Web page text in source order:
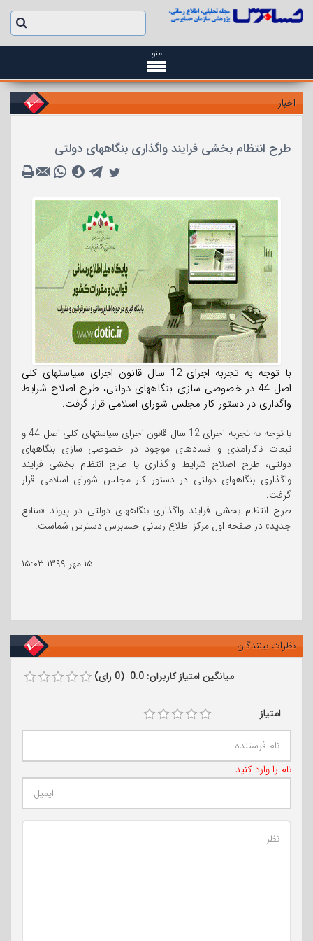
منو
اخبار
طرح انتظام بخشی فرایند واگذاری بنگاههای دولتی
با توجه به تجربه اجرای 12 سال قانون اجرای سیاستهای کلی
اصل 44 در خصوصی سازی بنگاههای دولتی، طرح اصلاح شرایط
واگذاری در دستور کار مجلس شورای اسلامی قرار گرفت.
با توجه به تجربه اجرای 12 سال قانون اجرای سیاستهای کلی اصل 44 و
تبعات ناکارامدی و فسادهای موجود در خصوصی سازی بنگاههای
دولتی، طرح اصلاح شرایط واگذاری یا طرح انتظام بخشی فرایند
واگذاری بنگاههای دولتی در دستور کار مجلس شورای اسلامی قرار
گرفت.
طرح انتظام بخشی فرایند واگذاری بنگاههای دولتی در پیوند «منابع
جدید» در صفحه اول مرکز اطلاع رسانی حسابرس دسترس شماست.
۱۵ مهر ۱۳۹۹ ۱۵:۰۳
نظرات بینندگان
میانگین امتیاز کاربران: 0.0 (0 رای)
امتیاز
نام را وارد کنید